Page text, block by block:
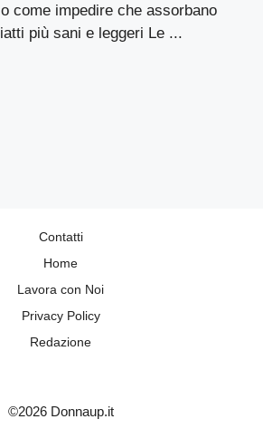
come impedire che assorbano
più sani e leggeri Le ...
Contatti
Home
Lavora con Noi
Privacy Policy
Redazione
©2026 Donnaup.it